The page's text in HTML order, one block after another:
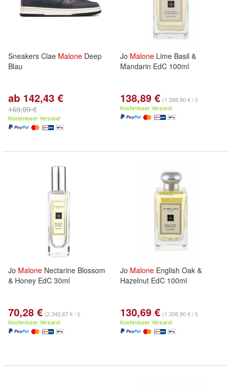
Sneakers Clae Malone Deep
Blau
ab 142,43 €
169,99 €
Kostenloser Versand
Jo Malone Lime Basil &
Mandarin EdC 100ml
138,89 € (1.388,90 € / l)
Kostenloser Versand
Jo Malone Nectarine Blossom
& Honey EdC 30ml
70,28 € (2.342,67 € / l)
Kostenloser Versand
Jo Malone English Oak &
Hazelnut EdC 100ml
130,69 € (1.306,90 € / l)
Kostenloser Versand